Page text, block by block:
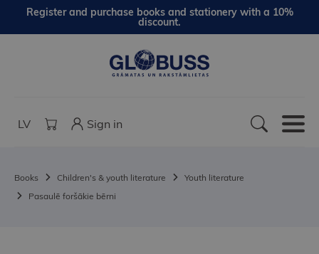
Register and purchase books and stationery with a 10%
discount.
LV Sign in
Books Children's & youth literature
Youth literature
Pasaulē foršākie bērni